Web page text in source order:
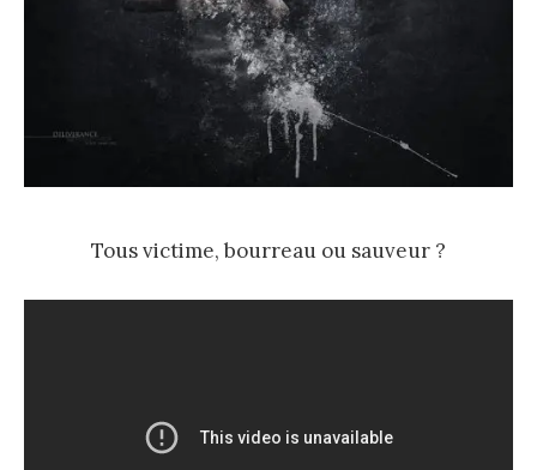
Tous victime, bourreau ou sauveur ?